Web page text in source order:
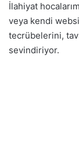
İlahiyat
veya kendi
tecrübelerini,
sevindiriyor.